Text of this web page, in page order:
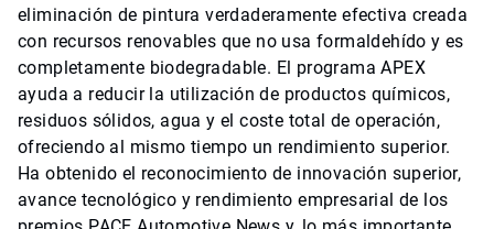
eliminación de pintura verdaderamente efectiva creada
con recursos renovables que no usa formaldehído y es
completamente biodegradable. El programa APEX
ayuda a reducir la utilización de productos químicos,
residuos sólidos, agua y el coste total de operación,
ofreciendo al mismo tiempo un rendimiento superior.
Ha obtenido el reconocimiento de innovación superior,
avance tecnológico y rendimiento empresarial de los